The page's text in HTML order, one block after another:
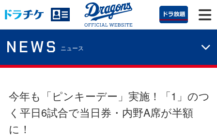
NEWS ニュース
今年も「ピンキーデー」実施！「1」のつ
く平日6試合で当日券・内野A席が半額
に！